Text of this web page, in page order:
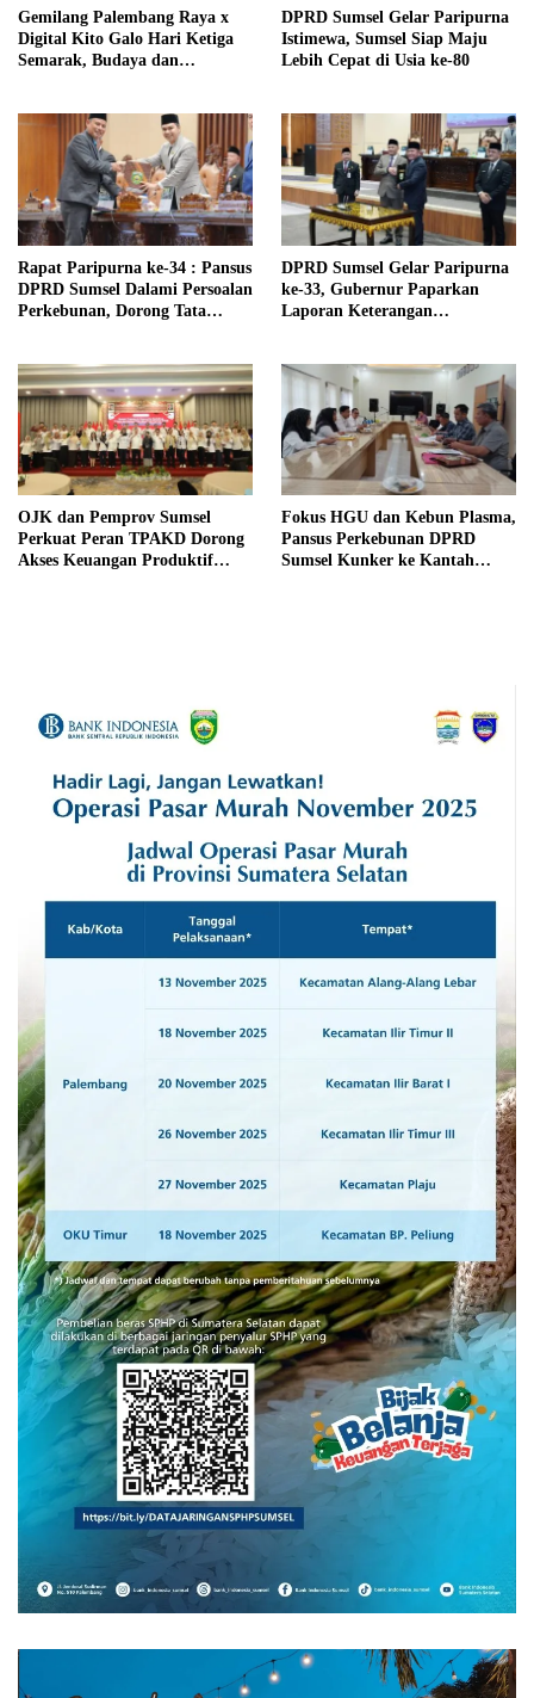
Gemilang Palembang Raya x
Digital Kito Galo Hari Ketiga
Semarak, Budaya dan
DPRD Sumsel Gelar Paripurna
Istimewa, Sumsel Siap Maju
Lebih Cepat di Usia ke-80
Rapat Paripurna ke-34 : Pansus
DPRD Sumsel Dalami Persoalan
Perkebunan, Dorong Tata
DPRD Sumsel Gelar Paripurna
ke-33, Gubernur Paparkan
Laporan Keterangan
OJK dan Pemprov Sumsel
Perkuat Peran TPAKD Dorong
Akses Keuangan Produktif
Fokus HGU dan Kebun Plasma,
Pansus Perkebunan DPRD
Sumsel Kunker ke Kantah